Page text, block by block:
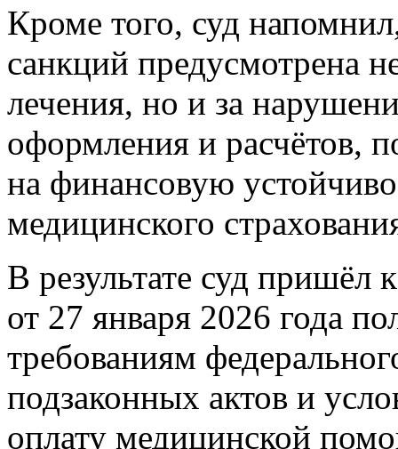
Кроме того, суд
санкций предусмотрена
лечения, но и за
оформления и расчётов,
на финансовую
медицинского
В результате суд
от 27 января 2026 года
требованиям
подзаконных актов и
оплату медицинской